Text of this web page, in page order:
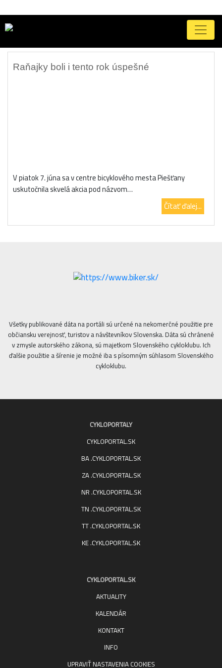
Značka:Kvalita ovzdušia
Raňajky boli i tento rok úspešné
V piatok 7. júna sa v centre bicyklového mesta Piešťany
uskutočnila skvelá akcia pod názvom…
Čítať ďalej...
Všetky publikované dáta na portáli sú určené na nekomerčné použitie pre
občiansku verejnosť, turistov a návštevníkov Slovenska. Dáta sú chránené
v zmysle autorského zákona, sú majetkom Slovenského cykloklubu. Ich
ďalšie použitie a šírenie je možné iba s písomným súhlasom Slovenského
cykloklubu.
CYKLOPORTALY
CYKLOPORTAL.SK
BA .CYKLOPORTAL.SK
ZA .CYKLOPORTAL.SK
NR .CYKLOPORTAL.SK
TN .CYKLOPORTAL.SK
TT .CYKLOPORTAL.SK
KE .CYKLOPORTAL.SK
CYKLOPORTAL.SK
AKTUALITY
KALENDÁR
KONTAKT
INFO
UPRAVIŤ NASTAVENIA COOKIES